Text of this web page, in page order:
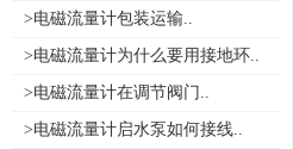
>电磁流量计包装运输..
>电磁流量计为什么要用接地环..
>电磁流量计在调节阀门..
>电磁流量计启水泵如何接线..